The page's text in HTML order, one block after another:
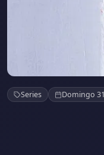
Two
Series Domingo